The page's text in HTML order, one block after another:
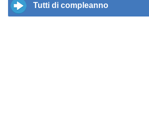
Tutti di compleanno